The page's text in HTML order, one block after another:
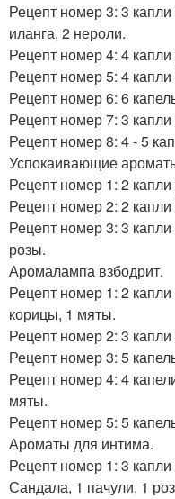
Рецепт номер 3: 3
иланга, 2 нероли.
Рецепт номер 4: 4
Рецепт номер 5: 4
Рецепт номер 6: 6
Рецепт номер 7: 3
Рецепт номер 8: 4 - 5
Успокаивающие
Рецепт номер 1: 2
Рецепт номер 2: 2
Рецепт номер 3: 3
розы.
Аромалампа взбодрит.
Рецепт номер 1: 2
корицы, 1 мяты.
Рецепт номер 2: 3
Рецепт номер 3: 5
Рецепт номер 4: 4
мяты.
Рецепт номер 5: 5
Ароматы для интима.
Рецепт номер 1: 3 капли
Сандала, 1 пачули, 1